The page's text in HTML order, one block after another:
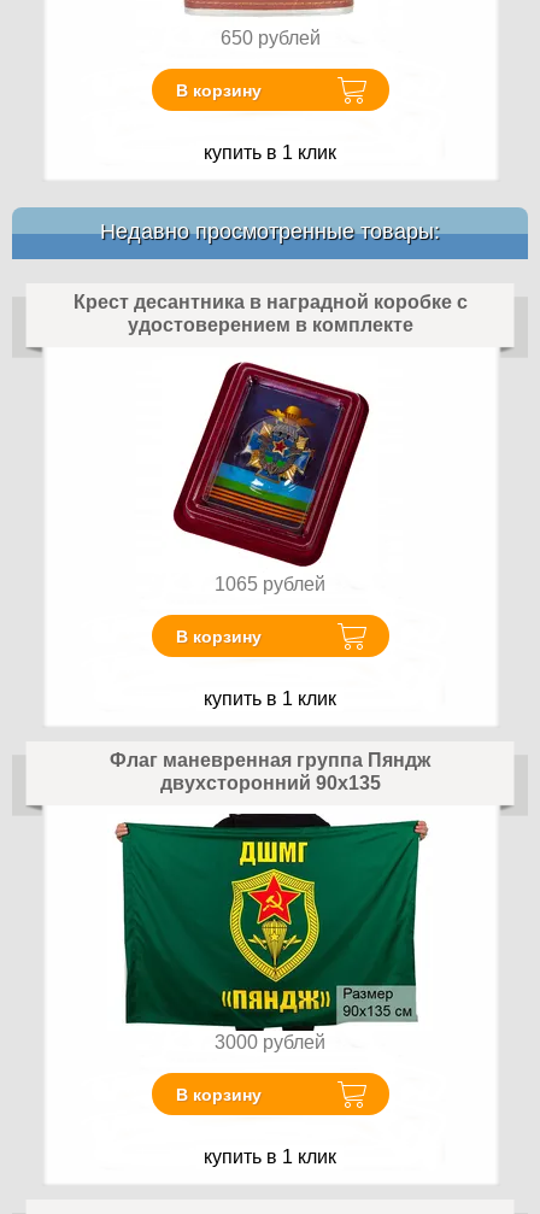
650 рублей
В корзину
купить в 1 клик
Недавно просмотренные товары:
Крест десантника в наградной коробке с
удостоверением в комплекте
1065 рублей
В корзину
купить в 1 клик
Флаг маневренная группа Пяндж
двухсторонний 90х135
3000 рублей
В корзину
купить в 1 клик